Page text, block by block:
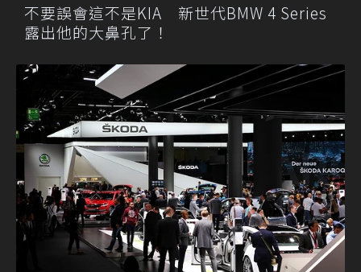
不要誤會這不是KIA 新世代BMW 4 Series
露出他的大鼻孔了！